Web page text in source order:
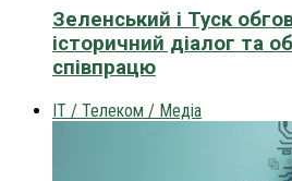
Зеленський і Туск
історичний діалог та
співпрацю
IT / Телеком / Медіа